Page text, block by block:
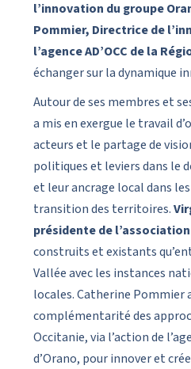
l’innovation du groupe
Pommier, Directrice de
l’agence AD’OCC de la
échanger sur la dynamique
Autour de ses membres et
a mis en exergue le travail
acteurs et le partage de
politiques et leviers dans le
et leur ancrage local dans
transition des territoires.
présidente de l’association
construits et existants
Vallée avec les instances
locales. Catherine Pommier
complémentarité des
Occitanie, via l’action de
d’Orano, pour innover et